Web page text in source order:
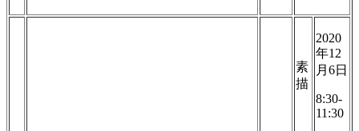
素
描
2020
年12
月6日
8:30-
11:30